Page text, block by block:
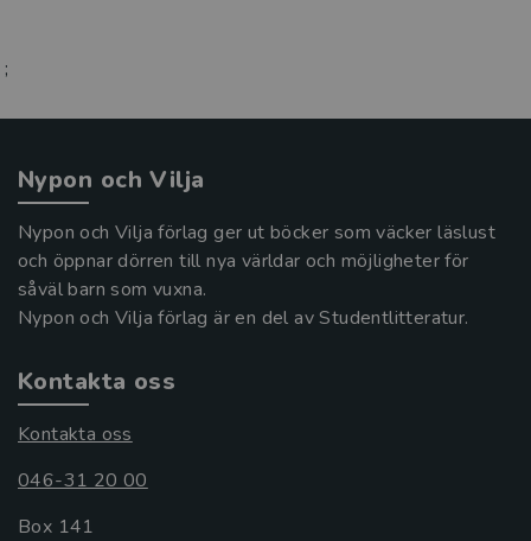
;
Nypon och Vilja
Nypon och Vilja förlag ger ut böcker som väcker läslust
och öppnar dörren till nya världar och möjligheter för
såväl barn som vuxna.
Nypon och Vilja förlag är en del av Studentlitteratur.
Kontakta oss
Kontakta oss
046-31 20 00
Box 141